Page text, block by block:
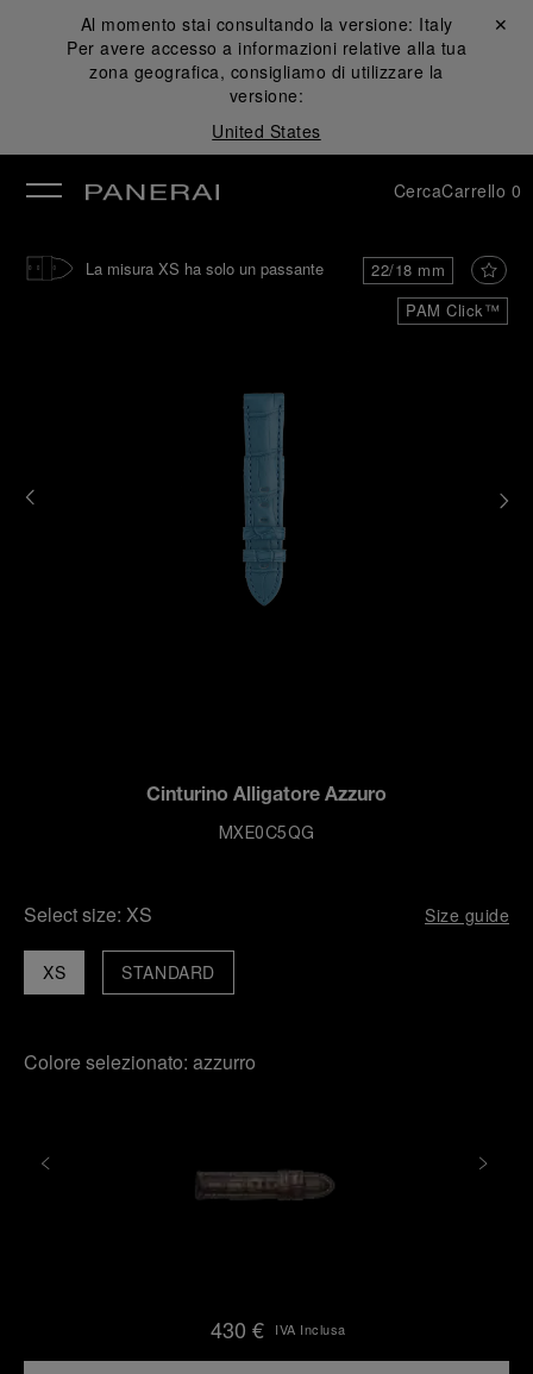
Al momento stai consultando la versione: Italy
Per avere accesso a informazioni relative alla tua
zona geografica, consigliamo di utilizzare la
versione:
United States
Chiudi ✕
CercaCarrello 0
PAM Click™
22/18 mm
La misura XS ha solo un passante
Cinturino Alligatore Azzuro
MXE0C5QG
Select size: XS Size guide
XS STANDARD
Colore selezionato: azzurro
430 € IVA Inclusa